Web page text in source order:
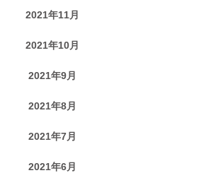
2021年11月
2021年10月
2021年9月
2021年8月
2021年7月
2021年6月